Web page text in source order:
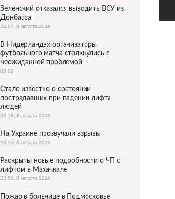
Зеленский отказался выводить ВСУ из
Донбасса
22:07, 8 августа 2026
В Нидерландах организаторы
футбольного матча столкнулись с
неожиданной проблемой
00:03
Стало известно о состоянии
пострадавших при падении лифта
людей
23:58, 8 августа 2026
На Украине прозвучали взрывы
23:53, 8 августа 2026
Раскрыты новые подробности о ЧП с
лифтом в Махачкале
23:51, 8 августа 2026
Пожар в больнице в Подмосковье